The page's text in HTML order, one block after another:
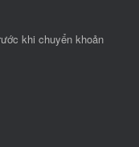
khi chuyển khoản